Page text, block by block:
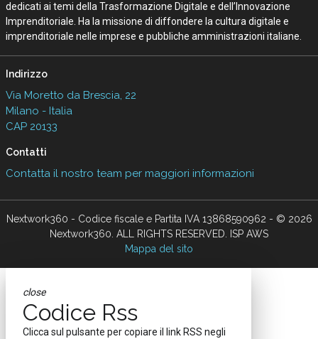
dedicati ai temi della Trasformazione Digitale e dell’Innovazione
Imprenditoriale. Ha la missione di diffondere la cultura digitale e
imprenditoriale nelle imprese e pubbliche amministrazioni italiane.
Indirizzo
Via Moretto da Brescia, 22
Milano - Italia
CAP 20133
Contatti
Contatta il nostro team per maggiori informazioni
Nextwork360 - Codice fiscale e Partita IVA 13868590962 - © 2026
Nextwork360. ALL RIGHTS RESERVED. ISP AWS
Mappa del sito
close
Codice Rss
Clicca sul pulsante per copiare il link RSS negli